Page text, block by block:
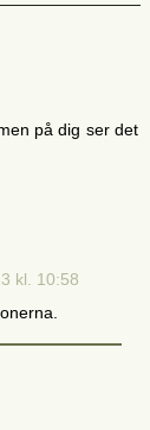
på dig ser det
kl. 10:58